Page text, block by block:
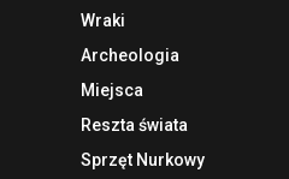
Wraki
Archeologia
Miejsca
Reszta świata
Sprzęt Nurkowy